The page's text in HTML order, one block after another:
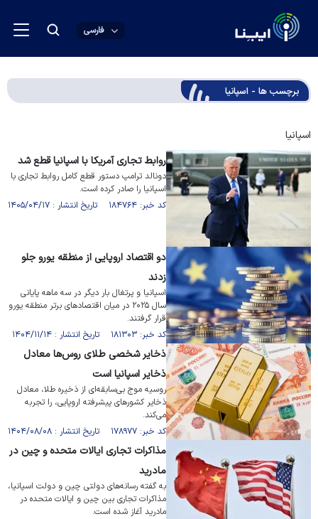
فارسی
برچسب ها - اسپانیا
اسپانیا
روابط تجاری آمریکا با اسپانیا قطع شد
دونالد ترامپ دستور قطع کامل روابط تجاری با
اسپانیا را صادر کرده است.
کد خبر: ۱۸۴۷۶۴ تاریخ انتشار : ۱۴۰۵/۰۴/۱۷
دو اقتصاد اروپایی از منطقه یورو جلو
زدند
اسپانیا و پرتغال بار دیگر در سه ماهه پایانی
سال ۲۰۲۵ در میان اقتصاد‌های برتر منطقه یورو
قرار گرفتند.
کد خبر: ۱۸۱۳۰۳ تاریخ انتشار : ۱۴۰۴/۱۱/۱۴
ذخایر شخصی طلای روس‌ها معادل
ذخایر اسپانیا است
روسیه موج بی‌سابقه‌ای از ذخیره طلا، معادل
ذخایر کشور‌های پیشرفته اروپایی، را تجربه
می‌کند.
کد خبر: ۱۷۸۹۷۷ تاریخ انتشار : ۱۴۰۴/۰۸/۰۸
مذاکرات تجاری ایالات متحده و چین در
مادرید
به گفته رسانه‌های دولتی چین و دولت اسپانیا،
مذاکرات تجاری بین چین و ایالات متحده در
مادرید آغاز شده است.